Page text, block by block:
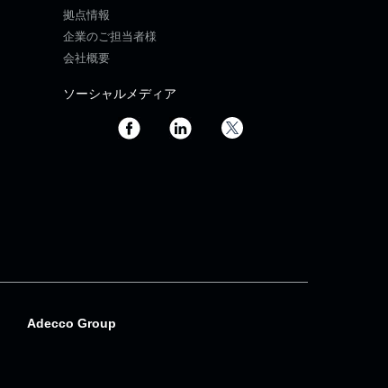
拠点情報
企業のご担当者様
会社概要
ソーシャルメディア
Adecco Group